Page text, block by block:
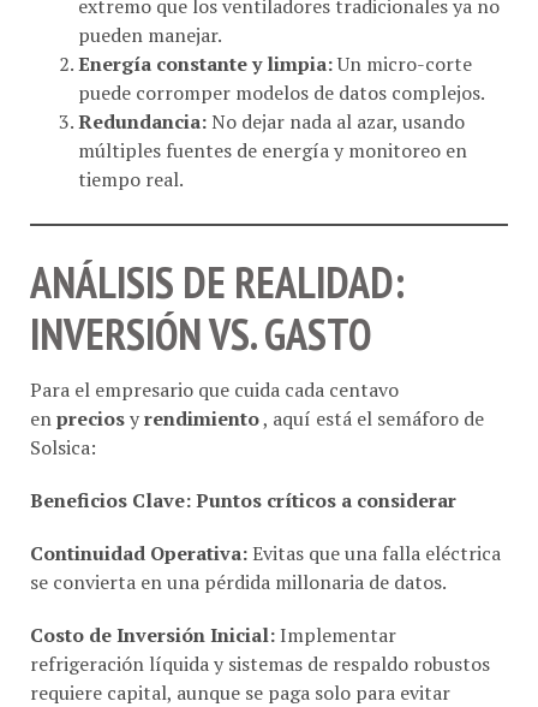
pueden manejar.
Energía constante y limpia:
puede corromper modelos de datos complejos.
Redundancia:No dejar nada al azar, usando
múltiples fuentes de energía y monitoreo en
tiempo real.
ANÁLISIS DE REALIDAD:
INVERSIÓN VS. GASTO
Para el empresario que cuida cada centavo
enpreciosyrendimiento, aquí está el semáforo de
Solsica:
se convierta en una pérdida millonaria de datos.
refrigeración líquida y sistemas de respaldo robustos
requiere capital, aunque se paga solo para evitar
daños.